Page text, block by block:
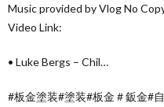
Music provided by Vlog No
Video Link:
• Luke Bergs – Chil…
#板金塗装#塗装#板金＃鈑金#